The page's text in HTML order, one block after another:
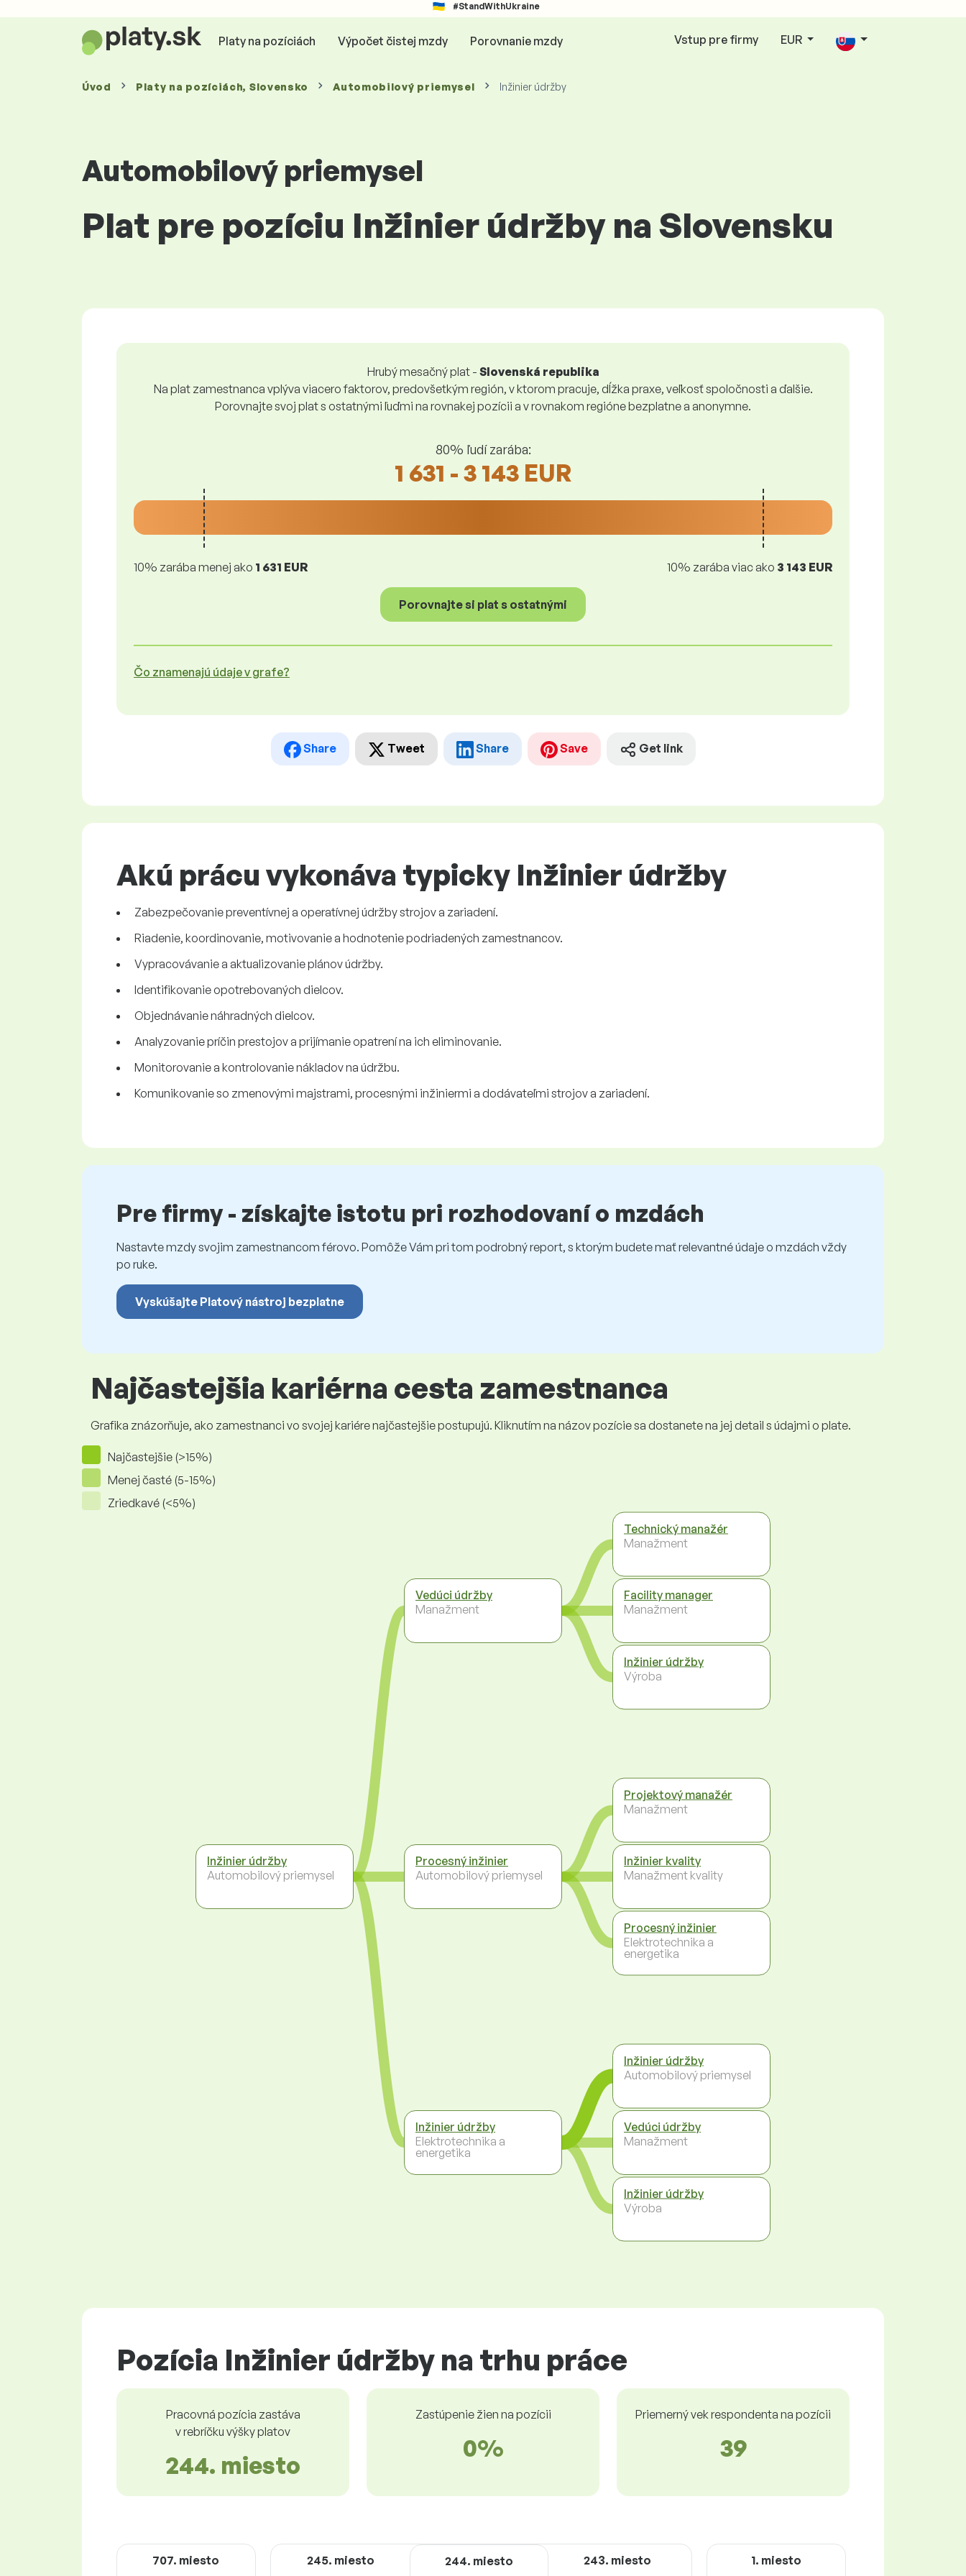
#StandWithUkraine
Platy na pozíciách Výpočet čistej mzdy Porovnanie mzdy Vstup pre firmy EUR
Úvod Platy na pozíciách, Slovensko Automobilový priemysel Inžinier údržby
Automobilový priemysel
Plat pre pozíciu Inžinier údržby na Slovensku
Hrubý mesačný plat - Slovenská republika
Na plat zamestnanca vplýva viacero faktorov, predovšetkým región, v ktorom pracuje, dĺžka praxe, veľkosť spoločnosti a ďalšie.
Porovnajte svoj plat s ostatnými ľuďmi na rovnakej pozícii a v rovnakom regióne bezplatne a anonymne.
80% ľudí zarába:
1 631 - 3 143 EUR
10% zarába menej ako 1 631 EUR 10% zarába viac ako 3 143 EUR
Porovnajte si plat s ostatnými
Čo znamenajú údaje v grafe?
Share Tweet Share Save Get link
Akú prácu vykonáva typicky Inžinier údržby
Zabezpečovanie preventívnej a operatívnej údržby strojov a zariadení.
Riadenie, koordinovanie, motivovanie a hodnotenie podriadených zamestnancov.
Vypracovávanie a aktualizovanie plánov údržby.
Identifikovanie opotrebovaných dielcov.
Objednávanie náhradných dielcov.
Analyzovanie príčin prestojov a prijímanie opatrení na ich eliminovanie.
Monitorovanie a kontrolovanie nákladov na údržbu.
Komunikovanie so zmenovými majstrami, procesnými inžiniermi a dodávateľmi strojov a zariadení.
Pre firmy - získajte istotu pri rozhodovaní o mzdách
Nastavte mzdy svojim zamestnancom férovo. Pomôže Vám pri tom podrobný report, s ktorým budete mať relevantné údaje o mzdách vždy
po ruke.
Vyskúšajte Platový nástroj bezplatne
Najčastejšia kariérna cesta zamestnanca
Grafika znázorňuje, ako zamestnanci vo svojej kariére najčastejšie postupujú. Kliknutím na názov pozície sa dostanete na jej detail s údajmi o plate.
Najčastejšie (>15%)
Menej časté (5-15%)
Zriedkavé (<5%)
Inžinier údržby
Automobilový priemysel
Vedúci údržby
Manažment
Procesný inžinier
Automobilový priemysel
Inžinier údržby
Elektrotechnika a
energetika
Technický manažér
Manažment
Facility manager
Manažment
Inžinier údržby
Výroba
Projektový manažér
Manažment
Inžinier kvality
Manažment kvality
Procesný inžinier
Elektrotechnika a
energetika
Inžinier údržby
Automobilový priemysel
Vedúci údržby
Manažment
Inžinier údržby
Výroba
Pozícia Inžinier údržby na trhu práce
Pracovná pozícia zastáva
v rebríčku výšky platov
244. miesto
Zastúpenie žien na pozícii
0%
Priemerný vek respondenta na pozícii
39
707. miesto 245. miesto 244. miesto 243. miesto 1. miesto